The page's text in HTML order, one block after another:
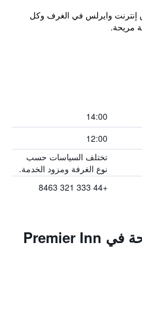
إنترنت وايرلس في الغرف وكل
مريحة.
14:00
12:00
تختلف السياسات حسب
نوع الغرفة ومزود الخدمة.
+44 333 321 8463
المزايا ووسائل الراحة في Premier Inn